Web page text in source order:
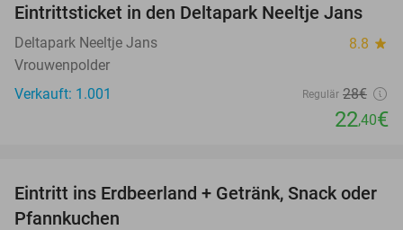
20%
Eintrittsticket in den Deltapark Neeltje Jans
Deltapark Neeltje Jans 8.8 star
Vrouwenpolder
Verkauft: 1.001
Regulär 28€
22,40€
47%
Eintritt ins Erdbeerland + Getränk, Snack oder
Pfannkuchen